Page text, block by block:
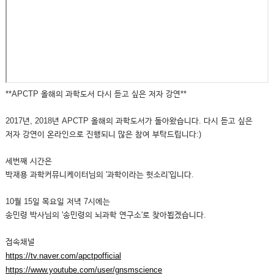
**APCTP 올해의 과학도서 다시 듣고 싶은 저자 강연**
2017년, 2018년 APCTP 올해의 과학도서가 돌아왔습니다. 다시 듣고 싶은
저자 강연이 온라인으로 진행되니 많은 참여 부탁드립니다:)
세번째 시간은
박재용 과학커뮤니케이터님의 '과학이라는 헛소리'입니다.
10월 15일 목요일 저녁 7시에는
송민령 박사님의 '송민령의 뇌과학 연구소'로 찾아뵙겠습니다.
접속채널
https://tv.naver.com/apctpofficial
https://www.youtube.com/user/gnsmscience